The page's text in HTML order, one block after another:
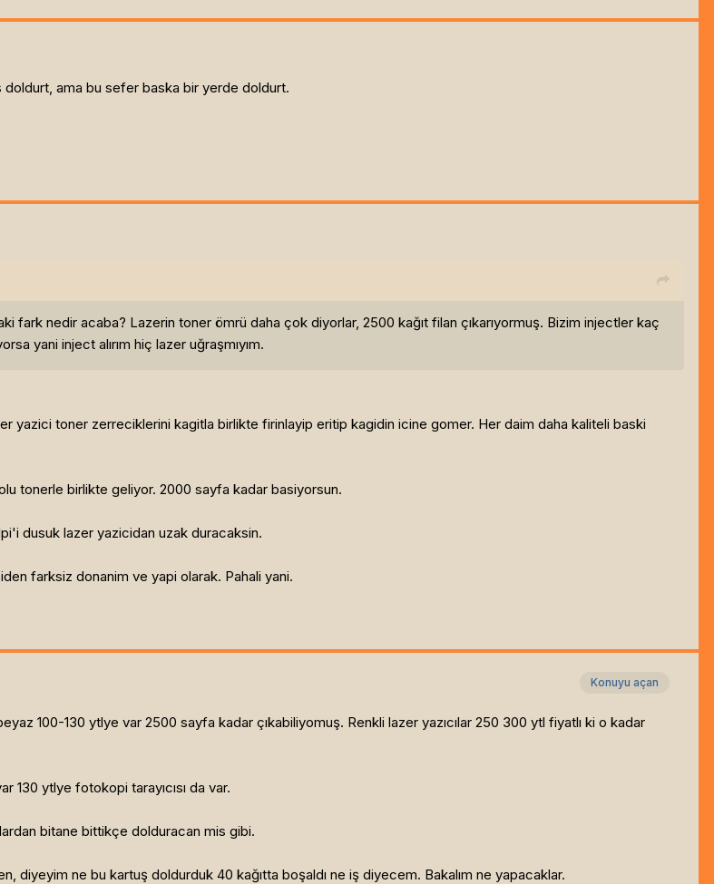
ama bu sefer baska bir yerde doldurt.
fark nedir acaba? Lazerin toner ömrü daha çok diyorlar, 2500 kağıt filan çıkarıyormuş. Bizim injectler kaç
yani inject alırım hiç lazer uğraşmıyım.
yazici toner zerreciklerini kagitla birlikte firinlayip eritip kagidin icine gomer. Her daim daha kaliteli baski
tonerle birlikte geliyor. 2000 sayfa kadar basiyorsun.
dusuk lazer yazicidan uzak duracaksin.
farksiz donanim ve yapi olarak. Pahali yani.
Konuyu açan
100-130 ytlye var 2500 sayfa kadar çıkabiliyomuş. Renkli lazer yazıcılar 250 300 ytl fiyatlı ki o kadar
130 ytlye fotokopi tarayıcısı da var.
bitane bittikçe dolduracan mis gibi.
diyeyim ne bu kartuş doldurduk 40 kağıtta boşaldı ne iş diyecem. Bakalım ne yapacaklar.